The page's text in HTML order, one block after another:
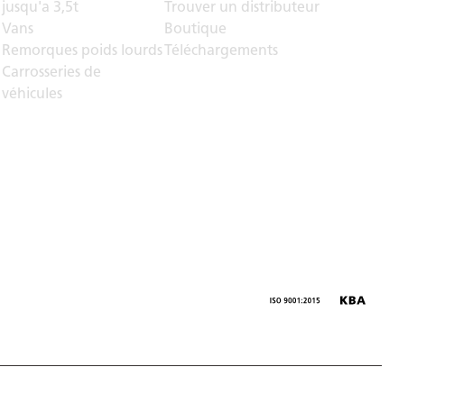
jusqu'a 3,5t
Vans
Remorques poids lourds
Carrosseries de
véhicules
Trouver un distributeur
Boutique
Téléchargements